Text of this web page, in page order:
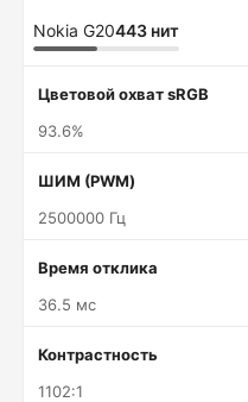
Nokia G20443 нит
Цветовой охват sRGB
93.6%
ШИМ (PWM)
2500000 Гц
Время отклика
36.5 мс
Контрастность
1102:1